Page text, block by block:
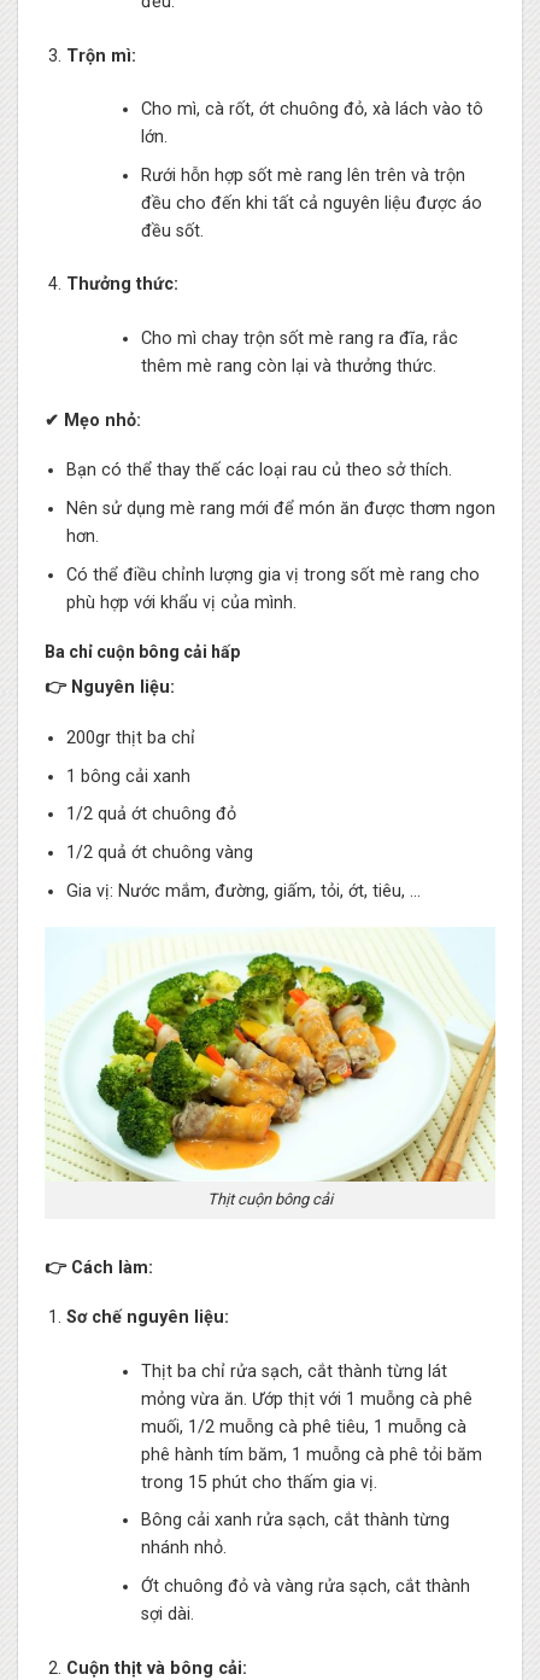
Trộn mì:
Cho mì, cà rốt, ớt chuông đỏ, xà lách vào tô
lớn.
Rưới hỗn hợp sốt mè rang lên trên và trộn
đều cho đến khi tất cả nguyên liệu được áo
đều sốt.
Thưởng thức:
Cho mì chay trộn sốt mè rang ra đĩa, rắc
thêm mè rang còn lại và thưởng thức.
✔ Mẹo nhỏ:
Bạn có thể thay thế các loại rau củ theo sở thích.
Nên sử dụng mè rang mới để món ăn được thơm ngon
hơn.
Có thể điều chỉnh lượng gia vị trong sốt mè rang cho
phù hợp với khẩu vị của mình.
Ba chỉ cuộn bông cải hấp
👉 Nguyên liệu:
200gr thịt ba chỉ
1 bông cải xanh
1/2 quả ớt chuông đỏ
1/2 quả ớt chuông vàng
Gia vị: Nước mắm, đường, giấm, tỏi, ớt, tiêu, …
Thịt cuộn bông cải
👉 Cách làm:
Sơ chế nguyên liệu:
Thịt ba chỉ rửa sạch, cắt thành từng lát
mỏng vừa ăn. Ướp thịt với 1 muỗng cà phê
muối, 1/2 muỗng cà phê tiêu, 1 muỗng cà
phê hành tím băm, 1 muỗng cà phê tỏi băm
trong 15 phút cho thấm gia vị.
Bông cải xanh rửa sạch, cắt thành từng
nhánh nhỏ.
Ớt chuông đỏ và vàng rửa sạch, cắt thành
sợi dài.
Cuộn thịt và bông cải: